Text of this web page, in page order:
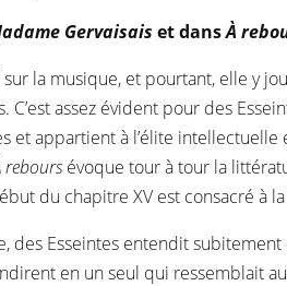
Gervaisais et dansÀ
sur la musique, et pourtant, elle y
assez évident pour des
et appartient à l’élite
reboursévoque tour à tour la
du chapitre XV est consacré à
des Esseintes entendit subitement
en un seul qui ressemblait